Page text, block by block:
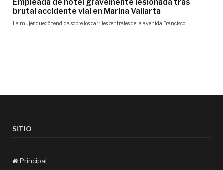
SITIO
Principal